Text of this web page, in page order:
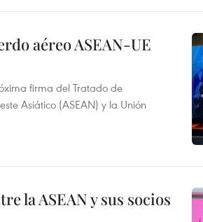
aéreo ASEAN-UE
firma del Tratado de
Asiático (ASEAN) y la Unión
la ASEAN y sus socios